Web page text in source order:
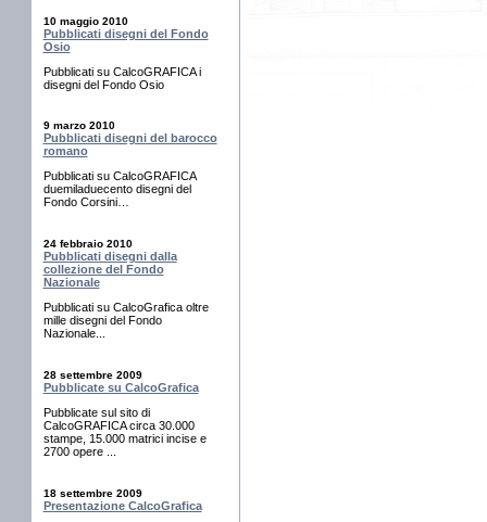
10 maggio 2010
Pubblicati disegni del Fondo
Osio
Pubblicati su CalcoGRAFICA i
disegni del Fondo Osio
9 marzo 2010
Pubblicati disegni del barocco
romano
Pubblicati su CalcoGRAFICA
duemiladuecento disegni del
Fondo Corsini…
24 febbraio 2010
Pubblicati disegni dalla
collezione del Fondo
Nazionale
Pubblicati su CalcoGrafica oltre
mille disegni del Fondo
Nazionale...
28 settembre 2009
Pubblicate su CalcoGrafica
Pubblicate sul sito di
CalcoGRAFICA circa 30.000
stampe, 15.000 matrici incise e
2700 opere ...
18 settembre 2009
Presentazione CalcoGrafica